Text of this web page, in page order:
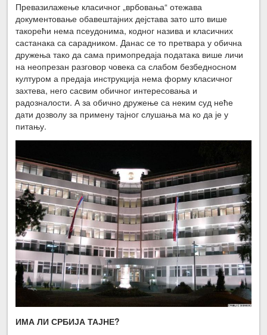
Превазилажење класичног „врбовања“ отежава
документовање обавештајних дејстава зато што више
такорећи нема псеудонима, кодног назива и класичних
састанака са сарадником. Данас се то претвара у обична
дружења тако да сама примопредаја података више личи
на неопрезан разговор човека са слабом безбедносном
културом а предаја инструкција нема форму класичног
захтева, него сасвим обичног интересовања и
радозналости. А за обично дружење са неким суд неће
дати дозволу за примену тајног слушања ма ко да је у
питању.
ИМА ЛИ СРБИЈА ТАЈНЕ?